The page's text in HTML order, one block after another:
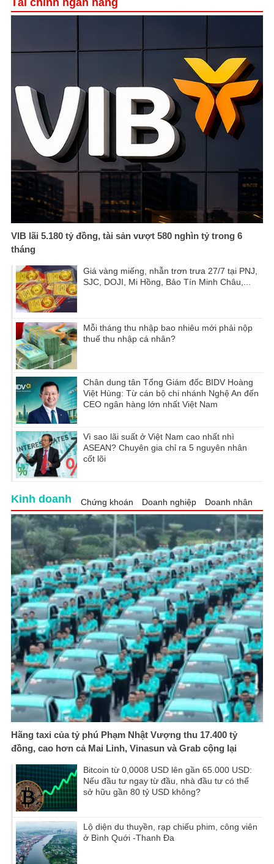
Tài chính ngân hàng
VIB lãi 5.180 tỷ đồng, tài sản vượt 580 nghìn tỷ trong 6
tháng
Giá vàng miếng, nhẫn trơn trưa 27/7 tại PNJ,
SJC, DOJI, Mi Hồng, Bảo Tín Minh Châu,...
Mỗi tháng thu nhập bao nhiêu mới phải nộp
thuế thu nhập cá nhân?
Chân dung tân Tổng Giám đốc BIDV Hoàng
Việt Hùng: Từ cán bộ chi nhánh Nghệ An đến
CEO ngân hàng lớn nhất Việt Nam
Vì sao lãi suất ở Việt Nam cao nhất nhì
ASEAN? Chuyên gia chỉ ra 5 nguyên nhân
cốt lõi
Kinh doanh Chứng khoán Doanh nghiệp Doanh nhân
Hãng taxi của tỷ phú Phạm Nhật Vượng thu 17.400 tỷ
đồng, cao hơn cả Mai Linh, Vinasun và Grab cộng lại
Bitcoin từ 0,0008 USD lên gần 65.000 USD:
Nếu đầu tư ngay từ đầu, nhà đầu tư có thể
sở hữu gần 80 tỷ USD không?
Lộ diện du thuyền, rạp chiếu phim, công viên
ở Bình Quới -Thanh Đa